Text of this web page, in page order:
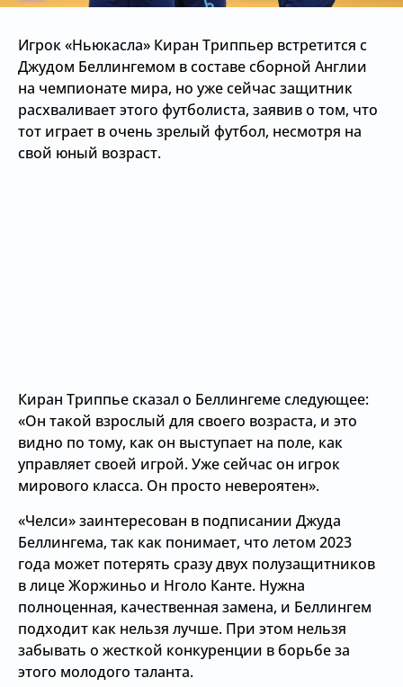
Игрок «Ньюкасла» Киран Триппьер встретится с
Джудом Беллингемом в составе сборной Англии
на чемпионате мира, но уже сейчас защитник
расхваливает этого футболиста, заявив о том, что
тот играет в очень зрелый футбол, несмотря на
свой юный возраст.
Киран Триппье сказал о Беллингеме следующее:
«Он такой взрослый для своего возраста, и это
видно по тому, как он выступает на поле, как
управляет своей игрой. Уже сейчас он игрок
мирового класса. Он просто невероятен».
«Челси» заинтересован в подписании Джуда
Беллингема, так как понимает, что летом 2023
года может потерять сразу двух полузащитников
в лице Жоржиньо и Нголо Канте. Нужна
полноценная, качественная замена, и Беллингем
подходит как нельзя лучше. При этом нельзя
забывать о жесткой конкуренции в борьбе за
этого молодого таланта.